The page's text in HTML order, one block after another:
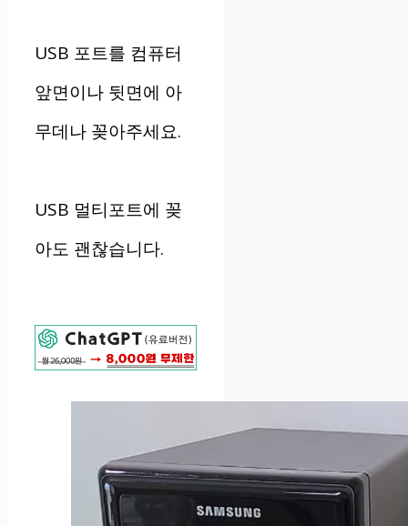
USB 포트를 컴퓨터
앞면이나 뒷면에 아
무데나 꽂아주세요.
USB 멀티포트에 꽂
아도 괜찮습니다.